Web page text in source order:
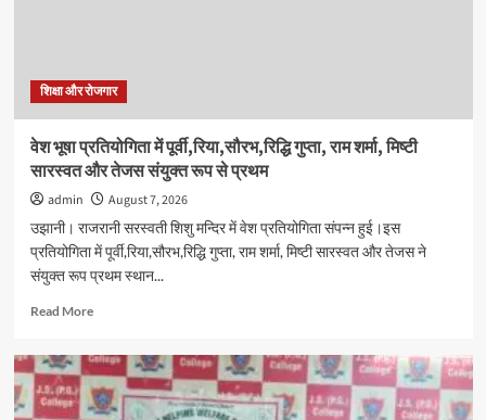
जागरूकता
आयोजन
शिक्षा और रोजगार
वेश भूषा प्रतियोगिता में पूर्वी,रिया,सौरभ,रिद्धि गुप्ता, राम शर्मा, मिष्टी
सारस्वत और तेजस संयुक्त रूप से प्रथम
admin
August 7, 2026
उझानी। राजरानी सरस्वती शिशु मन्दिर में वेश प्रतियोगिता संपन्न हुई।इस
प्रतियोगिता में पूर्वी,रिया,सौरभ,रिद्धि गुप्ता, राम शर्मा, मिष्टी सारस्वत और तेजस ने
संयुक्त रूप प्रथम स्थान...
Read MoreRead
वेश
भूषा
प्रतियोगिता